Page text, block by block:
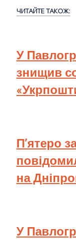
ЧИТАЙТЕ ТАКОЖ:
У
знищив
П’ятеро
на
У